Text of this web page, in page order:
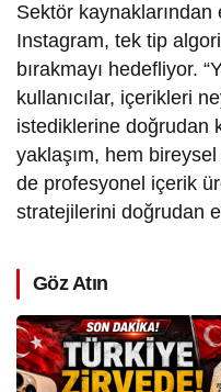
Sektör
Instagram, tek tip
bırakmayı hedefliyor.
kullanıcılar, içerikleri
istediklerine doğrudan
yaklaşım, hem bireysel
de profesyonel içerik
stratejilerini doğrudan
Göz Atın